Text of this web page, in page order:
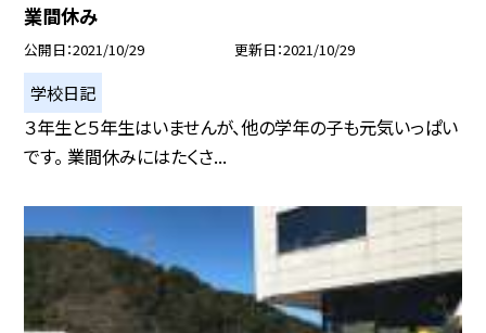
業間休み
公開日 2021/10/29 更新日 2021/10/29
学校日記
３年生と５年生はいませんが、他の学年の子も元気いっぱい
です。 業間休みにはたくさ...